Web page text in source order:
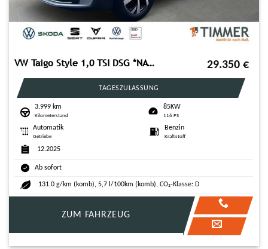
VW Taigo Style 1,0 TSI DSG *NAVI*GANZJAHRESREIFEN* 29.350 €
TAGESZULASSUNG
3.999 km
Kilometerstand
85KW
116 PS
Automatik
Getriebe
Benzin
Kraftstoff
12.2025
Ab sofort
131.0 g/km (komb), 5,7 l/100km (komb), CO₂-Klasse: D
ZUM FAHRZEUG